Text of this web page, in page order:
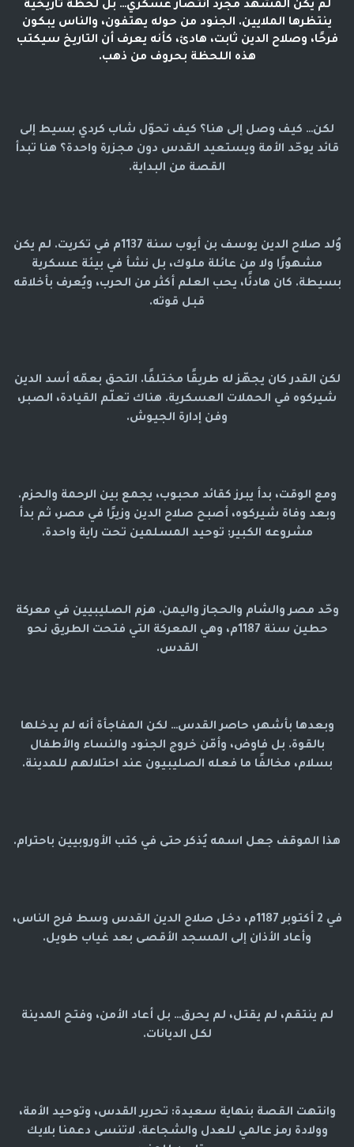
لم يكن المشهد مجرد انتصار عسكري… بل لحظة تاريخية
ينتظرها الملايين. الجنود من حوله يهتفون، والناس يبكون
فرحًا، وصلاح الدين ثابت، هادئ، كأنه يعرف أن التاريخ سيكتب
هذه اللحظة بحروف من ذهب.
لكن… كيف وصل إلى هنا؟ كيف تحوّل شاب كردي بسيط إلى
قائد يوحّد الأمة ويستعيد القدس دون مجزرة واحدة؟ هنا تبدأ
القصة من البداية.
وُلد صلاح الدين يوسف بن أيوب سنة 1137م في تكريت. لم يكن
مشهورًا ولا من عائلة ملوك، بل نشأ في بيئة عسكرية
بسيطة. كان هادئًا، يحب العلم أكثر من الحرب، ويُعرف بأخلاقه
قبل قوته.
لكن القدر كان يجهّز له طريقًا مختلفًا. التحق بعمّه أسد الدين
شيركوه في الحملات العسكرية. هناك تعلّم القيادة، الصبر،
وفن إدارة الجيوش.
ومع الوقت، بدأ يبرز كقائد محبوب، يجمع بين الرحمة والحزم.
وبعد وفاة شيركوه، أصبح صلاح الدين وزيرًا في مصر، ثم بدأ
مشروعه الكبير: توحيد المسلمين تحت راية واحدة.
وحّد مصر والشام والحجاز واليمن. هزم الصليبيين في معركة
حطين سنة 1187م، وهي المعركة التي فتحت الطريق نحو
القدس.
وبعدها بأشهر، حاصر القدس… لكن المفاجأة أنه لم يدخلها
بالقوة. بل فاوض، وأمّن خروج الجنود والنساء والأطفال
بسلام، مخالفًا ما فعله الصليبيون عند احتلالهم للمدينة.
هذا الموقف جعل اسمه يُذكر حتى في كتب الأوروبيين باحترام.
في 2 أكتوبر 1187م، دخل صلاح الدين القدس وسط فرح الناس،
وأعاد الأذان إلى المسجد الأقصى بعد غياب طويل.
لم ينتقم، لم يقتل، لم يحرق… بل أعاد الأمن، وفتح المدينة
لكل الديانات.
وانتهت القصة بنهاية سعيدة: تحرير القدس، وتوحيد الأمة،
وولادة رمز عالمي للعدل والشجاعة. لاتنسى دعمنا بلايك